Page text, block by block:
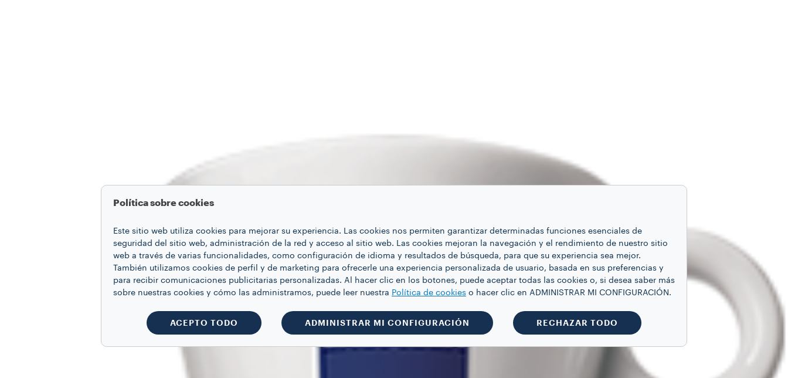
Política sobre cookies
Este sitio web utiliza cookies para mejorar su experiencia. Las cookies nos permiten garantizar determinadas funciones esenciales de
seguridad del sitio web, administración de la red y acceso al sitio web. Las cookies mejoran la navegación y el rendimiento de nuestro sitio
web a través de varias funcionalidades, como configuración de idioma y resultados de búsqueda, para que su experiencia sea mejor.
También utilizamos cookies de perfil y de marketing para ofrecerle una experiencia personalizada de usuario, basada en sus preferencias y
para recibir comunicaciones publicitarias personalizadas. Al hacer clic en los botones, puede aceptar todas las cookies o, si desea saber más
sobre nuestras cookies y cómo las administramos, puede leer nuestra Política de cookies o hacer clic en ADMINISTRAR MI CONFIGURACIÓN.
ACEPTO TODO ADMINISTRAR MI CONFIGURACIÓN RECHAZAR TODO